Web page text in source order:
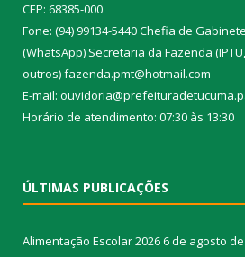
CEP: 68385-000
Fone: (94) 99134-5440 Chefia de
(WhatsApp) Secretaria da Fazenda
outros) fazenda.pmt@hotmail.com
E-mail:
Horário de atendimento: 07:30 às 13:30
ÚLTIMAS PUBLICAÇÕES
Alimentação Escolar 20266 de agosto